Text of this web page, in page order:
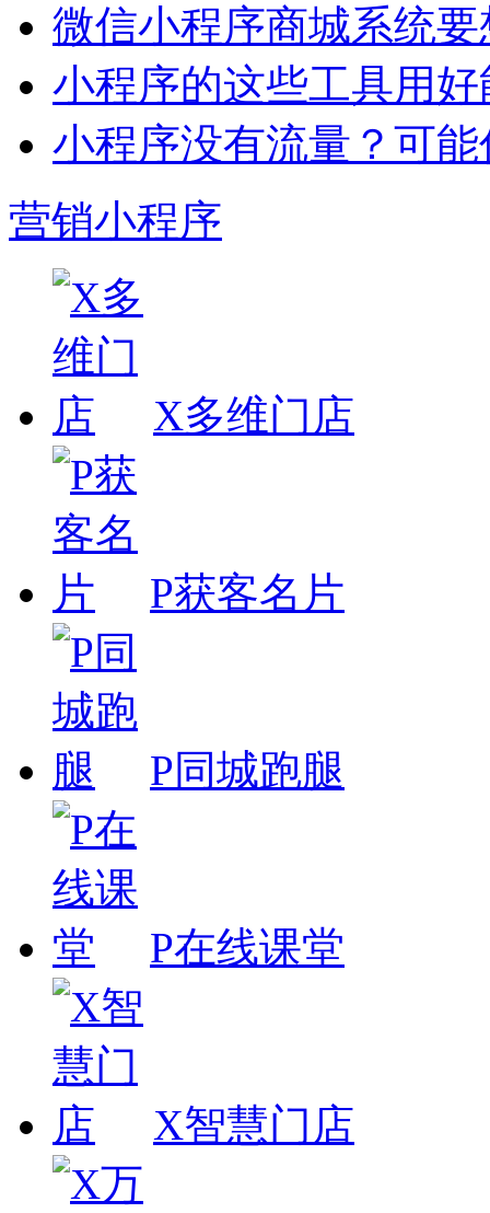
微信小程序商城系统
小程序的这些工具用
小程序没有流量？可
营销小程序
X多维门店
P获客名片
P同城跑腿
P在线课堂
X智慧门店